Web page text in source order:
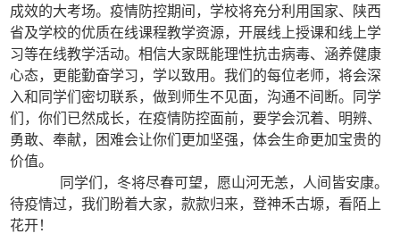
成效的大考场。疫情防控期间，学校将充分利用国家、陕西
省及学校的优质在线课程教学资源，开展线上授课和线上学
习等在线教学活动。相信大家既能理性抗击病毒、涵养健康
心态，更能勤奋学习，学以致用。我们的每位老师，将会深
入和同学们密切联系，做到师生不见面，沟通不间断。同学
们，你们已然成长，在疫情防控面前，要学会沉着、明辨、
勇敢、奉献，困难会让你们更加坚强，体会生命更加宝贵的
价值。
同学们，冬将尽春可望，愿山河无恙，人间皆安康。
待疫情过，我们盼着大家，款款归来，登神禾古塬，看陌上
花开！